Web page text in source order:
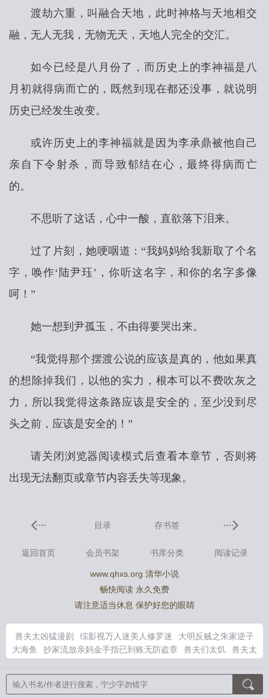
渡劫六重，叫融合天地，此时神格与天地相交
融，无人无我，无物无天，天地人完全的交汇。
如今已经是八月份了，而历史上的李神福是八
月初就得病而亡的，既然到现在都还没事，就说明
历史已经发生改变。
或许历史上的李神福就是因为李承鼎被他自己
亲自下令射杀，而导致郁结在心，最终得病而亡
的。
不思听了这话，心中一酸，直欲落下泪来。
过了片刻，她哽咽道：“我妈妈给我新取了个名
字，唤作‘陆尹珏’，你听这名字，和你的名字多像
呵！”
她一想到尹孤玉，不由得要哭出来。
“我觉得那个摆渡公说的应该是真的，他如果真
的想除掉我们，以他的实力，根本可以不费吹灰之
力，所以我觉得这条路应该是安全的，至少没到尽
头之前，应该是安全的！”
请关闭浏览器阅读模式后查看本章节，否则将
出现无法翻页或章节内容丢失等现象。
目录 存书签
返回首页 会员书架 书库分类 阅读记录
www.qhxs.org 清华小说
畅快阅读 永久免费
请注意适当休息 保护好您的眼睛
兽夫太凶猛漫剧 综影视万人迷美人修罗迷
大明反贼之朱家逆子
大海鱼
抄家流放亲妈金手指已到账无防盗章 兽夫们太饥
兽夫太
什么身份
宋长青穆望舒 一个人的修仙宗门
校花倒追我不爱我只
爱我的小同桌小
大明反贼朱家逆全文TXT免费
漂亮炮灰男主攻